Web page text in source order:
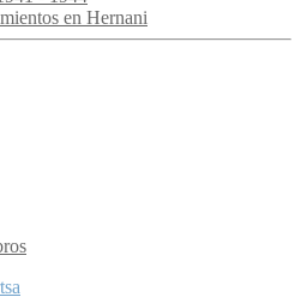
en Hernani